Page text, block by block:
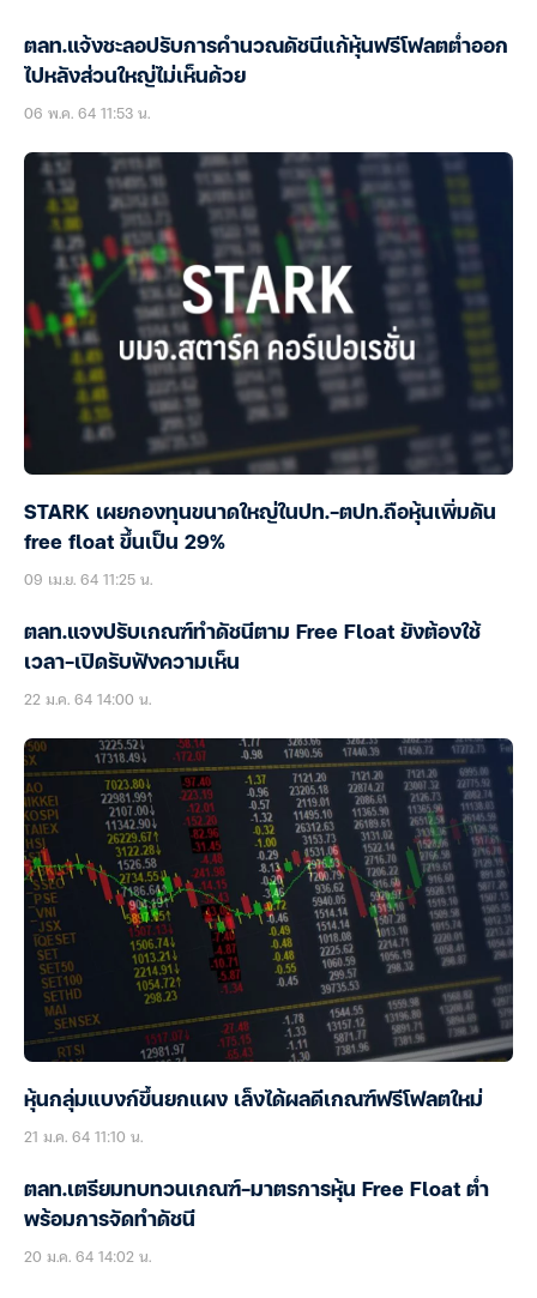
ตลท.แจ้งชะลอปรับการคำนวณดัชนีแก้หุ้นฟรีโฟลตต่ำออก
ไปหลังส่วนใหญ่ไม่เห็นด้วย
06 พ.ค. 64 11:53 น.
STARK เผยกองทุนขนาดใหญ่ในปท.-ตปท.ถือหุ้นเพิ่มดัน
free float ขึ้นเป็น 29%
09 เม.ย. 64 11:25 น.
ตลท.แจงปรับเกณฑ์ทำดัชนีตาม Free Float ยังต้องใช้
เวลา-เปิดรับฟังความเห็น
22 ม.ค. 64 14:00 น.
หุ้นกลุ่มแบงก์ขึ้นยกแผง เล็งได้ผลดีเกณฑ์ฟรีโฟลตใหม่
21 ม.ค. 64 11:10 น.
ตลท.เตรียมทบทวนเกณฑ์-มาตรการหุ้น Free Float ต่ำ
พร้อมการจัดทำดัชนี
20 ม.ค. 64 14:02 น.